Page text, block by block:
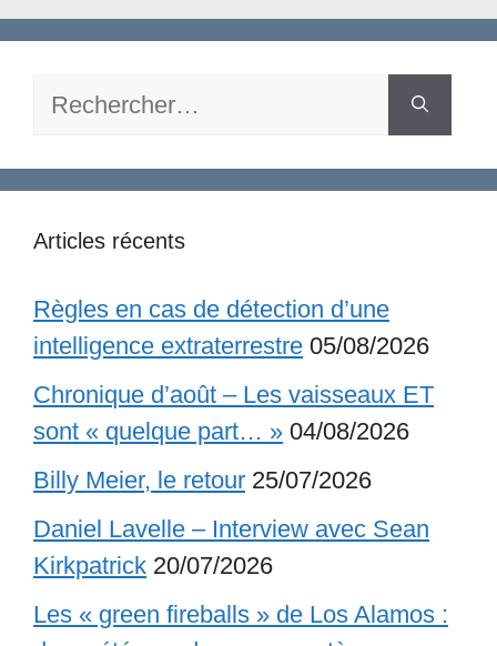
Rechercher :
Articles récents
Règles en cas de détection d’une
intelligence extraterrestre 05/08/2026
Chronique d’août – Les vaisseaux ET
sont « quelque part… » 04/08/2026
Billy Meier, le retour 25/07/2026
Daniel Lavelle – Interview avec Sean
Kirkpatrick 20/07/2026
Les « green fireballs » de Los Alamos :